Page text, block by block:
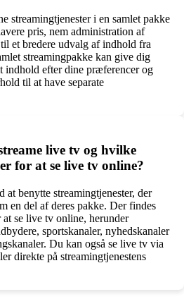
streamingtjenester i en samlet pakke
pris, nem administration af
et bredere udvalg af indhold fra
streamingpakke kan give dig
indhold efter dine præferencer og
til at have separate
live tv og hvilke
for at se live tv online?
at benytte streamingtjenester, der
en del af deres pakke. Der findes
se live tv online, herunder
sportskanaler, nyhedskanaler
Du kan også se live tv via
direkte på streamingtjenestens